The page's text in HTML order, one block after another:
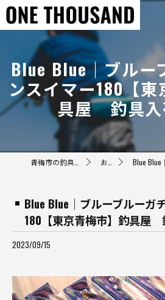
Blue Blue｜ブルー
ンスイマー180【
具屋 釣具入
お知らせ Blue Blue｜ブルー
Blue Blue｜ブルーブルーガ
180【東京青梅市】釣具屋
2023/09/15